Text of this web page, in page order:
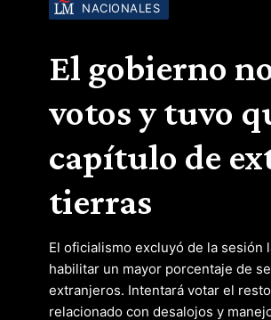
NACIONALES
El gobierno
votos y tuvo
capítulo de
tierras
El oficialismo excluyó de la sesión
habilitar un mayor porcentaje de
extranjeros. Intentará votar el
relacionado con desalojos y